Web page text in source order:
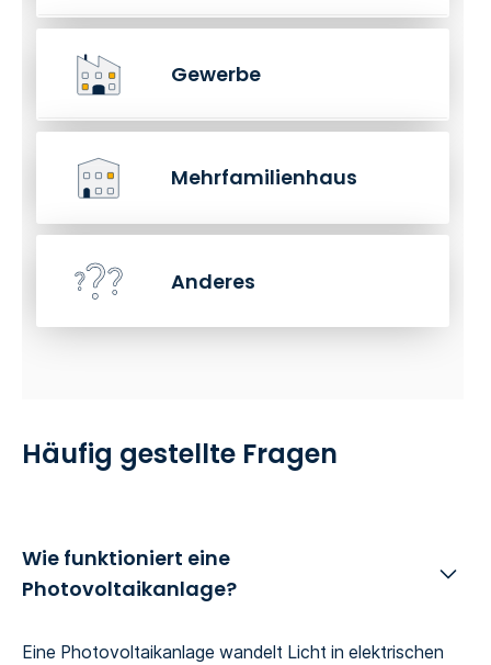
Gewerbe
Mehrfamilienhaus
Anderes
Häufig gestellte Fragen
Wie funktioniert eine
Photovoltaikanlage?
Eine Photovoltaikanlage wandelt Licht in elektrischen